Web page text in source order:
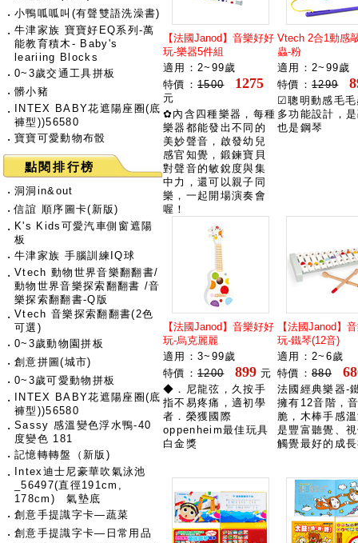
‧ 小鴨呱呱叫(有聲雙語洗澡書)
‧ 牛津家族 寶寶好EQ系列-萬
能教育積木- Baby's
leariing Blocks
‧ 0~3歲交通工具拼板
‧ 髒小豬
‧
INTEX BABY花遮陽座圈(底
褲型))56580
‧ 寶寶可愛動物布骰
點閱排行榜
‧ 洞洞in&out
‧ 信誼 順序圖卡(新版)
‧ K's Kids可愛汽車側窗遮陽
板
‧ 牛津家族 手腦訓練IQ球
‧ Vtech 動物世界音樂翻翻書/
動物世界音樂探索翻翻書 /音
樂探索翻翻書-Q版
‧ Vtech 音樂探索翻翻書(2色
可選)
‧ 0~3歲動物園拼板
‧ 創意拼圖(城市)
‧ 0~3歲可愛動物拼板
‧
INTEX BABY花遮陽座圈(底
褲型))56580
‧ Sassy 感溫變色浮水鴨-40
度變色 181
‧ 記憶轉轉盤（新版)
‧
Intex迪士尼豪華吹氣泳池
_56497(直徑191cm,
178cm) 氣墊底
‧ 創意手提識字卡―蔬菜
‧ 創意手提識字卡―日常用品
【法國Janod】音樂好好
玩-樂器5件組
適用：2~99歲
特價： 1500 1275
元
✿內含四種樂器，每種
樂器都能發出不同的
美妙聲音，啟發幼兒
感官知覺，鍛鍊寶貝
對聲音的敏銳度與集
中力，還可以親子同
樂，一起開場演奏會
喔！
Vtech 2合1動感
蟲-粉
適用：2~99歲
特價： 1299
☑聰明動感毛
多功能設計，
也是鋼琴
【法國Janod】音樂好好
玩-烏克麗麗
適用：3~99歲
特價： 1200 899 元
◆．尼龍弦，久按手
指不易疼痛，適初學
者．榮獲國際
oppenheim最佳玩具
白金獎
【法國Janod】
玩-鐵琴(12音)
適用：2~6歲
特價： 880
法國經典樂器-
擁有12音階，
脆，木棒手感
是豐富聽覺、
觸覺最好的成